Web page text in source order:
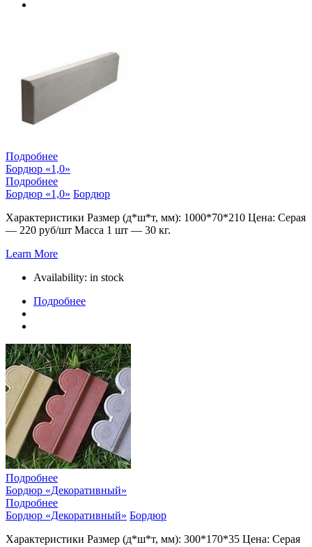
Подробнее
Бордюр «1,0»
Подробнее
Бордюр «1,0» Бордюр
Характеристики Размер (д*ш*т, мм): 1000*70*210 Цена: Серая
— 220 руб/шт Масса 1 шт — 30 кг.
Learn More
Availability: in stock
Подробнее
Подробнее
Бордюр «Декоративный»
Подробнее
Бордюр «Декоративный» Бордюр
Характеристики Размер (д*ш*т, мм): 300*170*35 Цена: Серая